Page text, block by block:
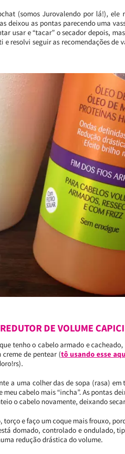
(somos Jurovalendo por lá!), ele
deixou as pontas parecendo uma
usar e “tacar” o secador depois,
e resolvi seguir as recomendações de
REDUTOR DE VOLUME
tenho o cabelo armado e
de pentear (tô usando esse
a uma colher das de sopa (rasa)
meu cabelo mais “incha”. As pontas
o cabelo novamente, deixando
torço e faço um coque mais frouxo,
domado, controlado e ondulado,
redução drástica do volume.